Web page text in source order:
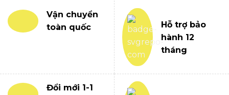
Vận chuyển
toàn quốc
Hỗ trợ bảo
hành 12
tháng
Đổi mới 1-1